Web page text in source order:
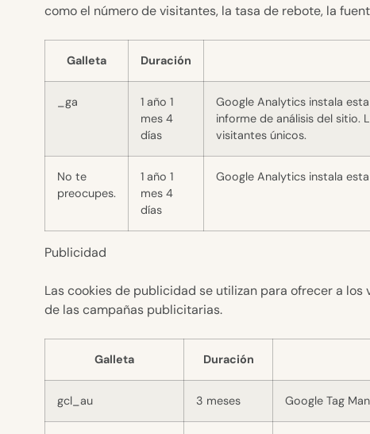
como el número de visitantes, la tasa de rebote, la
Galleta Duración
_ga
1 año 1
mes 4
días
Google Analytics instala
informe de análisis del sitio.
visitantes únicos.
No te
preocupes.
1 año 1
mes 4
días
Google Analytics instala
Publicidad
Las cookies de publicidad se utilizan para ofrecer a
de las campañas publicitarias.
Galleta Duración
gcl_au 3 meses Google Tag